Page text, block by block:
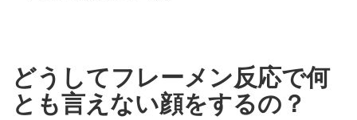
どうしてフレーメン反応で何
とも言えない顔をするの？